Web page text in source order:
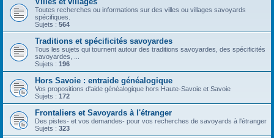
Toutes recherches ou informations sur des villes ou villages savoyards
spécifiques.
Sujets : 564
Traditions et spécificités savoyardes
Tous les sujets qui tournent autour des traditions savoyardes, des spécificités
savoyardes, ...
Sujets : 196
Hors Savoie : entraide généalogique
Vos propositions d'aide généalogique hors Haute-Savoie et Savoie
Sujets : 172
Frontaliers et Savoyards à l'étranger
Des pistes- et vos demandes- pour vos recherches de savoyards à l'étranger
Sujets : 323